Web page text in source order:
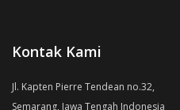
Kontak Kami
Jl. Kapten Pierre Tendean no.32,
Semarang, Jawa Tengah Indonesia